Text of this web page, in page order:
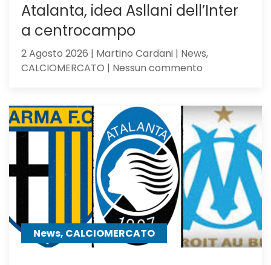
Atalanta, idea Asllani dell’Inter
a centrocampo
2 Agosto 2026 | Martino Cardani | News,
CALCIOMERCATO | Nessun commento
Asllani
dell’Inter
a
centrocampo
News, CALCIOMERCATO